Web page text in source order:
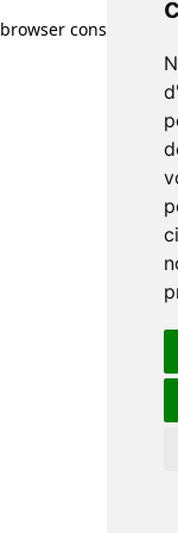
browser console for